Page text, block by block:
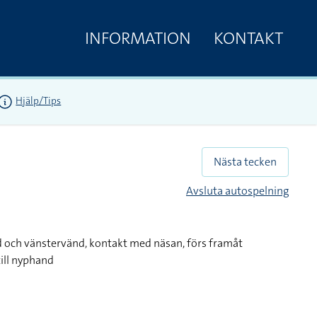
INFORMATION KONTAKT
Hjälp/Tips
Nästa tecken
Avsluta autospelning
vänstervänd, kontakt med näsan, förs framåt
nyphand